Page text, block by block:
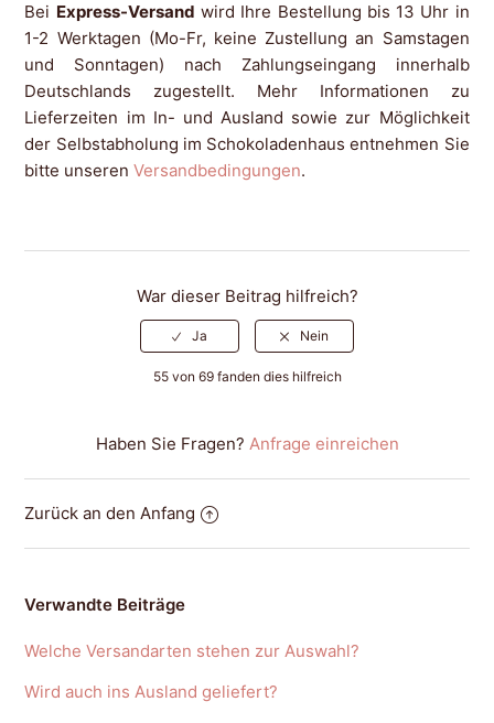
Bei Express-Versand wird Ihre Bestellung bis 13 Uhr in
1-2 Werktagen (Mo-Fr, keine Zustellung an Samstagen
und Sonntagen) nach Zahlungseingang innerhalb
Deutschlands zugestellt. Mehr Informationen zu
Lieferzeiten im In- und Ausland sowie zur Möglichkeit
der Selbstabholung im Schokoladenhaus entnehmen Sie
bitte unserenVersandbedingungen.
War dieser Beitrag hilfreich?
55 von 69 fanden dies hilfreich
Haben Sie Fragen? Anfrage einreichen
Zurück an den Anfang
Verwandte Beiträge
Welche Versandarten stehen zur Auswahl?
Wird auch ins Ausland geliefert?